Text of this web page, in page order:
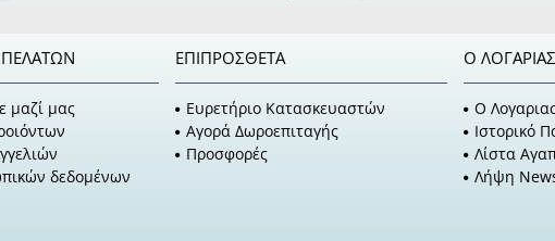
μαζί μας
δεδομένων
ΕΠΙΠΡΌΣΘΕΤΑ
Ευρετήριο Κατασκευαστών
Αγορά Δωροεπιταγής
Προσφορές
Ο
O
Ιστορικό
Λίστα
Λήψη